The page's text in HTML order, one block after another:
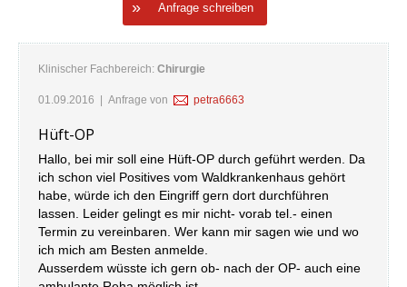
Anfrage schreiben
Klinischer Fachbereich: Chirurgie
01.09.2016 | Anfrage von petra6663
Hüft-OP
Hallo, bei mir soll eine Hüft-OP durch geführt werden. Da
ich schon viel Positives vom Waldkrankenhaus gehört
habe, würde ich den Eingriff gern dort durchführen
lassen. Leider gelingt es mir nicht- vorab tel.- einen
Termin zu vereinbaren. Wer kann mir sagen wie und wo
ich mich am Besten anmelde.
Ausserdem wüsste ich gern ob- nach der OP- auch eine